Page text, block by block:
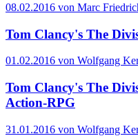
08.02.2016 von Marc
Tom Clancy's The
01.02.2016 von Wolfgang
Tom Clancy's The
Action-RPG
31.01.2016 von Wolfgang